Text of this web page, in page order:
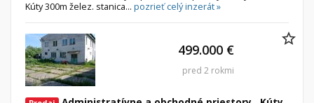
Kúty 300m želez. stanica... pozrieť celý inzerát »
499.000 €
pred 2 rokmi